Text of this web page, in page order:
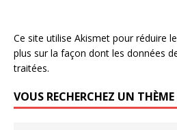
Ce site utilise Akismet pour réduire
plus sur la façon dont les données
traitées.
VOUS RECHERCHEZ UN THÈME